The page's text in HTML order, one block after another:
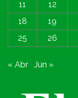
11
12
18
19
25
26
« Abr Jun »